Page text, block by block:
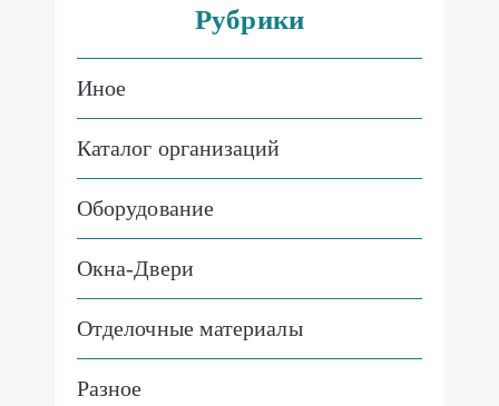
Рубрики
Иное
Каталог организаций
Оборудование
Окна-Двери
Отделочные материалы
Разное